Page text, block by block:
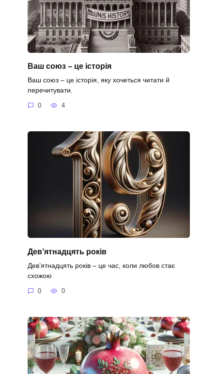
Ваш союз – це історія
Ваш союз – це історія, яку хочеться читати й
перечитувати.
0 4
Дев’ятнадцять років
Дев’ятнадцять років – це час, коли любов стає
схожою
0 0